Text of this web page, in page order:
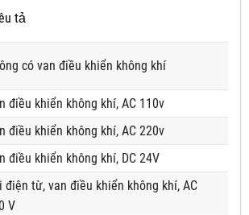
tả
có van điều khiển không khí
điều khiển không khí, AC 110v
điều khiển không khí, AC 220v
điều khiển không khí, DC 24V
điện từ, van điều khiển không khí, AC
V